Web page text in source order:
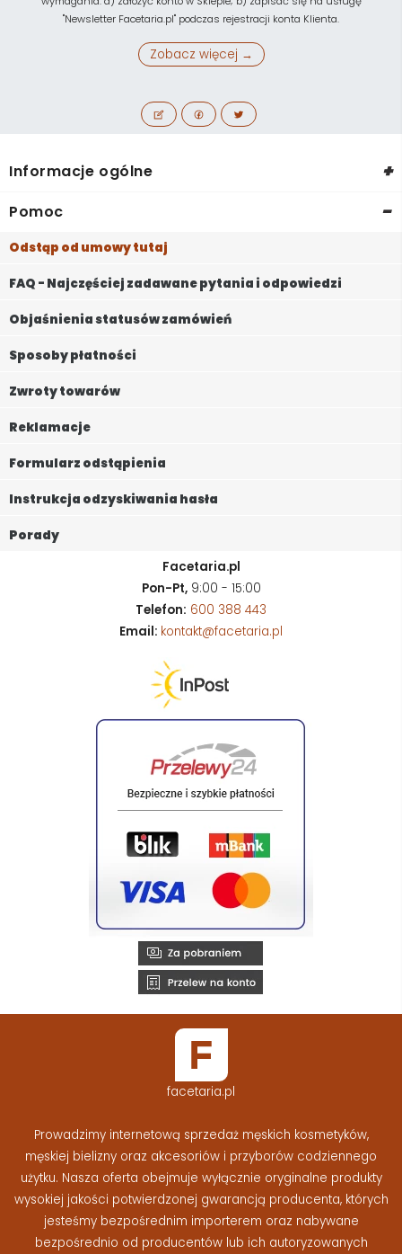
"Newsletter Facetaria.pl" podczas rejestracji konta Klienta.
Zobacz więcej →
Informacje ogólne +
Pomoc -
Odstąp od umowy tutaj
FAQ - Najczęściej zadawane pytania i odpowiedzi
Objaśnienia statusów zamówień
Sposoby płatności
Zwroty towarów
Reklamacje
Formularz odstąpienia
Instrukcja odzyskiwania hasła
Porady
Facetaria.pl
Pon-Pt,9:00 - 15:00
Telefon: 600 388 443
Email: kontakt@facetaria.pl
facetaria.pl
Prowadzimy internetową sprzedaż męskich kosmetyków,
męskiej bielizny oraz akcesoriów i przyborów codziennego
użytku. Nasza oferta obejmuje wyłącznie oryginalne produkty
wysokiej jakości potwierdzonej gwarancją producenta, których
jesteśmy bezpośrednim importerem oraz nabywane
bezpośrednio od producentów lub ich autoryzowanych